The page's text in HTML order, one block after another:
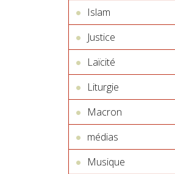
Islam
Justice
Laïcité
Liturgie
Macron
médias
Musique